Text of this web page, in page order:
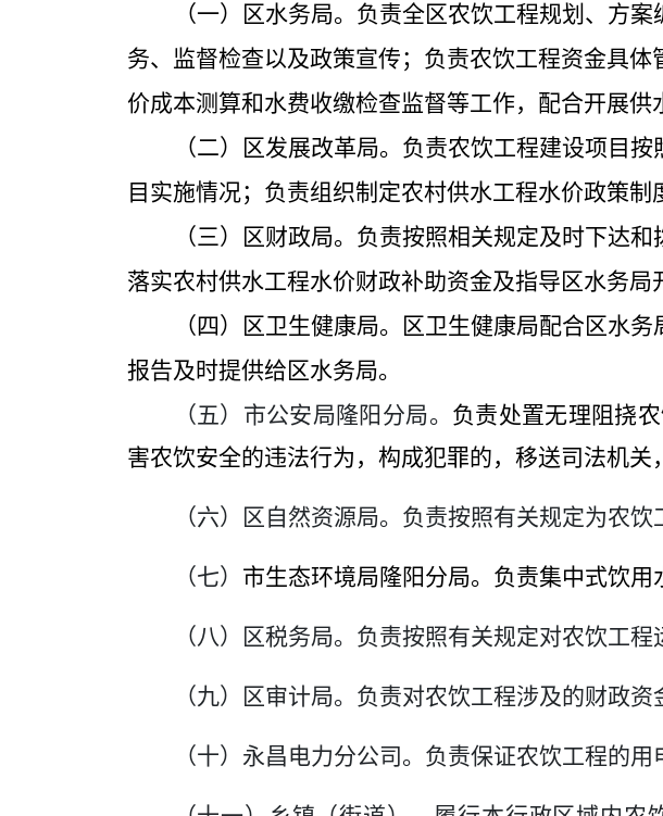
（一）区水务局。负责全区农饮工程规划、方
务、监督检查以及政策宣传；负责农饮工程资金具
价成本测算和水费收缴检查监督等工作，配合开展供
（二）区发展改革局。负责农饮工程建设项目
目实施情况；负责组织制定农村供水工程水价政策
（三）区财政局。负责按照相关规定及时下达
落实农村供水工程水价财政补助资金及指导区水务局
（四）区卫生健康局。区卫生健康局配合区水
报告及时提供给区水务局。
（五）市公安局隆阳分局。 负责处置无理阻挠
害农饮安全的违法行为，构成犯罪的， 移送司法机关，
（六）区自然资源局。负责按照有关规定为农饮
（七） 市生态环境局隆阳分局。负责集中式饮用
（八）区税务局。负责按照有关规定对农饮工程
（九）区审计局。负责对农饮工程涉及的财政资
（十）永昌电力分公司。负责保证农饮工程的